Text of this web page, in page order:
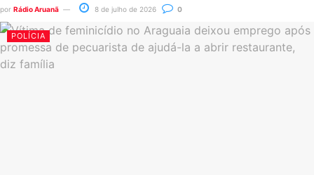
por Rádio Aruanã 8 de julho de 2026 0
POLÍCIA